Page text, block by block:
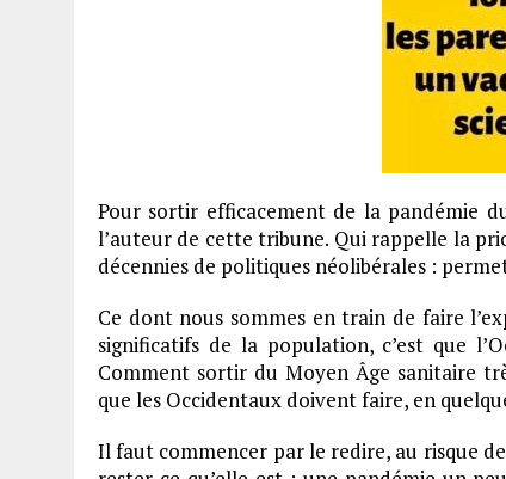
Pour sortir efficacement de la pandémie
l’auteur de cette tribune. Qui rappelle la
décennies de politiques néolibérales :
Ce dont nous sommes en train de faire
significatifs de la population, c’est que
Comment sortir du Moyen Âge sanitaire
que les Occidentaux doivent faire, en
Il faut commencer par le redire, au risque